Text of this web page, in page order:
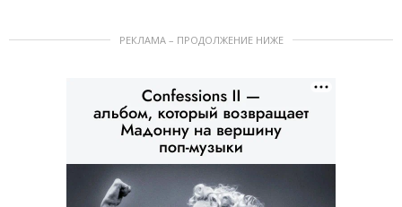
РЕКЛАМА – ПРОДОЛЖЕНИЕ НИЖЕ